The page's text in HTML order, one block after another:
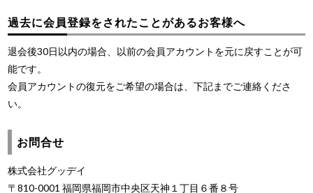
過去に会員登録をされたことがあるお客様へ
退会後30日以内の場合、以前の会員アカウントを元に戻すことが可
能です。
会員アカウントの復元をご希望の場合は、下記までご連絡くださ
い。
お問合せ
株式会社グッデイ
〒810-0001 福岡県福岡市中央区天神１丁目６番８号